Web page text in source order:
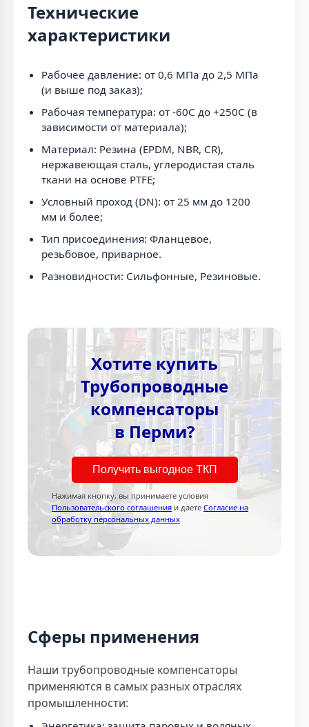
Технические
характеристики
Рабочее давление: от 0,6 МПа до 2,5 МПа
(и выше под заказ);
Рабочая температура: от -60C до +250C (в
зависимости от материала);
Материал: Резина (EPDM, NBR, CR),
нержавеющая сталь, углеродистая сталь
ткани на основе PTFE;
Условный проход (DN): от 25 мм до 1200
мм и более;
Тип присоединения: Фланцевое,
резьбовое, приварное.
Разновидности: Сильфонные, Резиновые.
Хотите купить
Трубопроводные
компенсаторы
в Перми?
Получить выгодное ТКП
Нажимая кнопку, вы принимаете условия
Пользовательского соглашения и даете Согласие на
обработку персональных данных
Сферы применения
Наши трубопроводные компенсаторы
применяются в самых разных отраслях
промышленности: